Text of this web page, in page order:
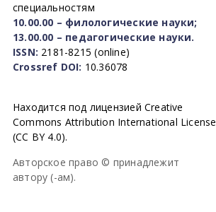
специальностям
10.00.00 – филологические науки;
13.00.00 – педагогические науки.
ISSN: 2181-8215 (online)
Crossref DOI: 10.36078
Находится под лицензией Creative
Commons Attribution International License
(CC BY 4.0).
Авторское право © принадлежит
автору (-ам).